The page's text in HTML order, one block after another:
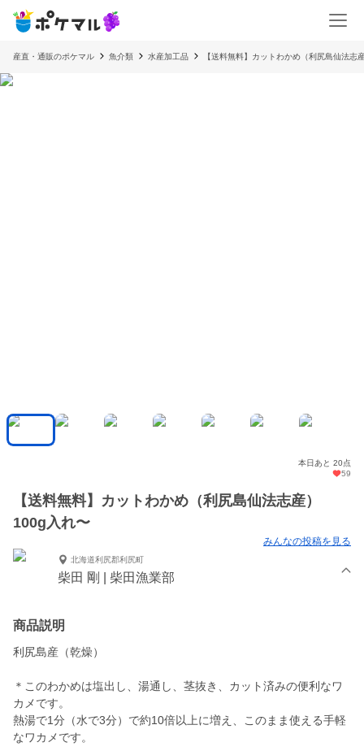
産直・通販のポケマル 魚介類 水産加工品 【送料無料】カットわかめ（利尻島仙法志
本日あと 20点
59
【送料無料】カットわかめ（利尻島仙法志産）
100g入れ〜
みんなの投稿を見る
北海道利尻郡利尻町
柴田 剛 | 柴田漁業部
商品説明
利尻島産（乾燥）
＊このわかめは塩出し、湯通し、茎抜き、カット済みの便利なワ
カメです。
熱湯で1分（水で3分）で約10倍以上に増え、このまま使える手軽
なワカメです。